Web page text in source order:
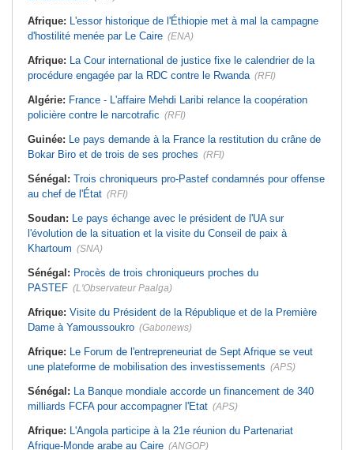
Afrique: L'essor historique de l'Éthiopie met à mal la campagne
d'hostilité menée par Le Caire (ENA)
Afrique: La Cour international de justice fixe le calendrier de la
procédure engagée par la RDC contre le Rwanda (RFI)
Algérie: France - L'affaire Mehdi Laribi relance la coopération
policière contre le narcotrafic (RFI)
Guinée: Le pays demande à la France la restitution du crâne de
Bokar Biro et de trois de ses proches (RFI)
Sénégal: Trois chroniqueurs pro-Pastef condamnés pour offense
au chef de l'État (RFI)
Soudan: Le pays échange avec le président de l'UA sur
l'évolution de la situation et la visite du Conseil de paix à
Khartoum (SNA)
Sénégal: Procès de trois chroniqueurs proches du
PASTEF (L'Observateur Paalga)
Afrique: Visite du Président de la République et de la Première
Dame à Yamoussoukro (Gabonews)
Afrique: Le Forum de l'entrepreneuriat de Sept Afrique se veut
une plateforme de mobilisation des investissements (APS)
Sénégal: La Banque mondiale accorde un financement de 340
milliards FCFA pour accompagner l'Etat (APS)
Afrique: L'Angola participe à la 21e réunion du Partenariat
Afrique-Monde arabe au Caire (ANGOP)